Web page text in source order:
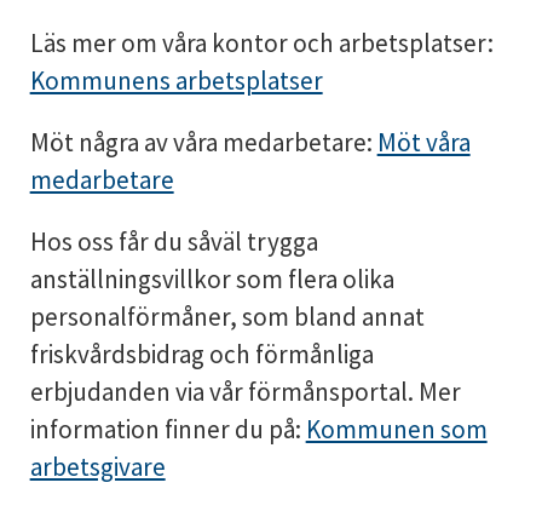
Läs mer om våra kontor och arbetsplatser:
Kommunens arbetsplatser
Möt några av våra medarbetare: Möt våra
medarbetare
Hos oss får du såväl trygga
anställningsvillkor som flera olika
personalförmåner, som bland annat
friskvårdsbidrag och förmånliga
erbjudanden via vår förmånsportal. Mer
information finner du på: Kommunen som
arbetsgivare